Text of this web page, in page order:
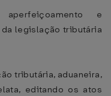
e
legislação tributária
tributária, aduaneira,
editando os atos